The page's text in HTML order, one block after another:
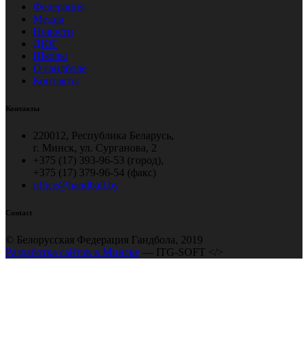
Федерация
Медиа
Новости
ДЮГ
Школы
О гандболе
Контакты
Контакты
220012, Республика Беларусь,
г. Минск, ул. Сурганова, 2
+375 (17) 393-96-53 (город),
+375 (17) 379-96-54 (факс)
office@handball.by
Contact
© Белорусская Федерация Гандбола, 2019
Разработка сайтов в Минске — ITG-SOFT </>